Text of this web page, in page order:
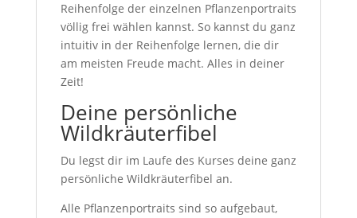
Reihenfolge der einzelnen Pflanzenportraits
völlig frei wählen kannst. So kannst du ganz
intuitiv in der Reihenfolge lernen, die dir
am meisten Freude macht. Alles in deiner
Zeit!
Deine persönliche
Wildkräuterfibel
Du legst dir im Laufe des Kurses deine ganz
persönliche Wildkräuterfibel an.
Alle Pflanzenportraits sind so aufgebaut,